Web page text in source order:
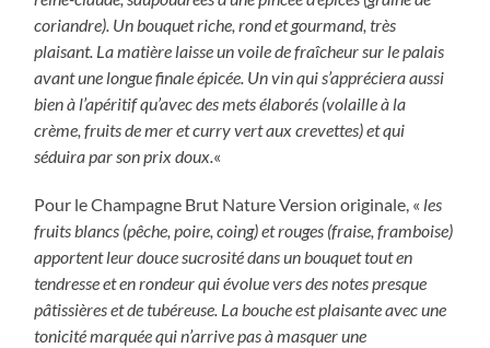
coriandre). Un bouquet riche, rond et gourmand, très
plaisant. La matière laisse un voile de fraîcheur sur le palais
avant une longue finale épicée. Un vin qui s’appréciera aussi
bien à l’apéritif qu’avec des mets élaborés (volaille à la
crème, fruits de mer et curry vert aux crevettes) et qui
séduira par son prix doux.«
Pour le Champagne Brut Nature Version originale, « les
fruits blancs (pêche, poire, coing) et rouges (fraise, framboise)
apportent leur douce sucrosité dans un bouquet tout en
tendresse et en rondeur qui évolue vers des notes presque
pâtissières et de tubéreuse. La bouche est plaisante avec une
tonicité marquée qui n’arrive pas à masquer une